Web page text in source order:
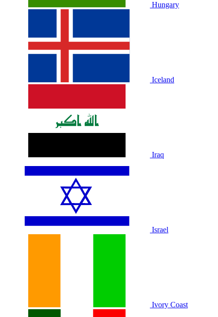
Hungary
Iceland
Iraq
Israel
Ivory Coast